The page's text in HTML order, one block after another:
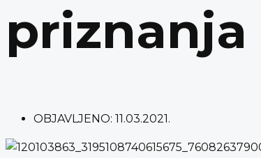
priznanja
OBJAVLJENO: 11.03.2021.